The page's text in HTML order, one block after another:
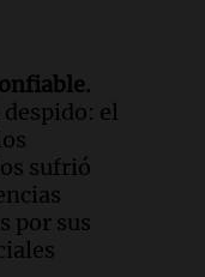
el
sufrió
por sus